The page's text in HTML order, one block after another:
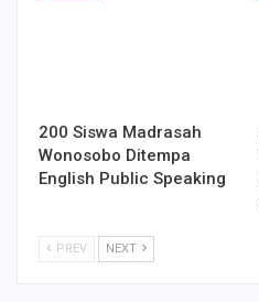
200 Siswa Madrasah
Wonosobo Ditempa
English Public Speaking
PREV NEXT